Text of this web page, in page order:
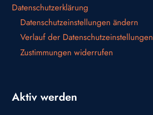
Datenschutzerklärung
Datenschutzeinstellungen ändern
Verlauf der Datenschutzeinstellungen
Zustimmungen widerrufen
Aktiv werden